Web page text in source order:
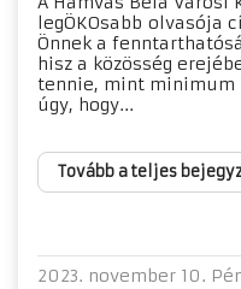
legÖKOsabb olvasója
Önnek a
hisz a közösség
tennie, mint minimum
úgy, hogy...
Tovább a teljes
2023. november 10.